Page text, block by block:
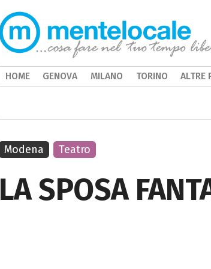
LA SPOSA
Modena Teatro
HOME GENOVA MILANO TORINO ALTRE